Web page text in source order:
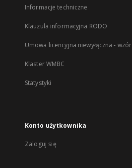
Informacje techniczne
Klauzula informacyjna RODO
Umowa licencyjna niewyłączna - wzór
Klaster WMBC
Statystyki
Konto użytkownika
Zaloguj się